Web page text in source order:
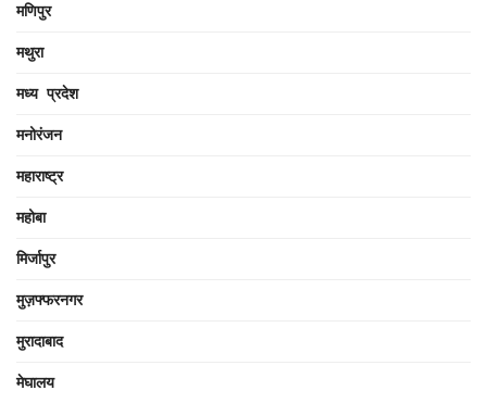
मणिपुर
मथुरा
मध्य प्रदेश
मनोरंजन
महाराष्ट्र
महोबा
मिर्जापुर
मुज़फ्फरनगर
मुरादाबाद
मेघालय